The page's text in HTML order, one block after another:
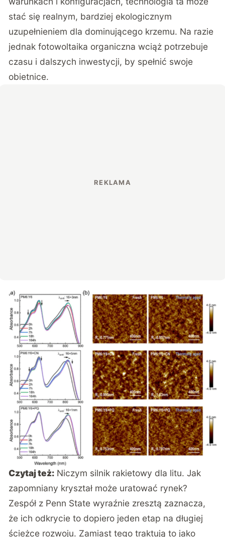
stać się realnym, bardziej ekologicznym
uzupełnieniem dla dominującego krzemu. Na razie
jednak fotowoltaika organiczna wciąż potrzebuje
czasu i dalszych inwestycji, by spełnić swoje
obietnice.
Czytaj też: Niczym silnik rakietowy dla litu. Jak
zapomniany kryształ może uratować rynek?
Zespół z Penn State wyraźnie zresztą zaznacza,
że ich odkrycie to dopiero jeden etap na długiej
ścieżce rozwoju. Zamiast tego traktują to jako